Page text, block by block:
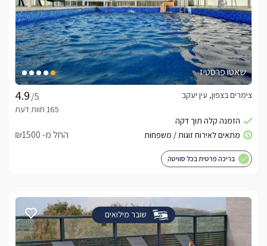
שאטו פרסטיז
/5
צימרים בצפון, עין יעקב
החל מ- ₪1500
בריכה פרטית בכל סוויטה
שובר מילואים